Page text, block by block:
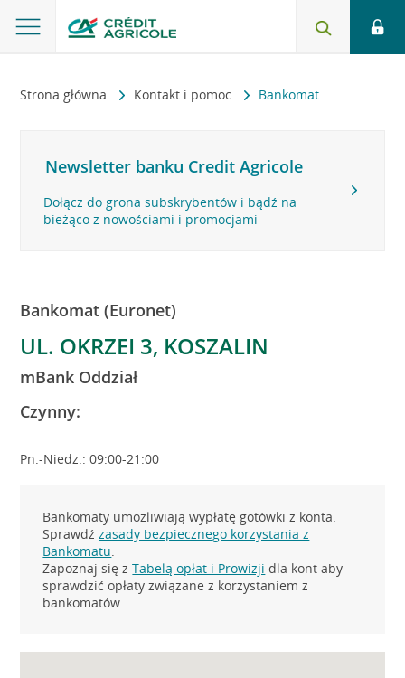
Strona główna Kontakt i pomoc Bankomat
Newsletter banku Credit Agricole
Dołącz do grona subskrybentów i bądź na
bieżąco z nowościami i promocjami
Bankomat (Euronet)
UL. OKRZEI 3, KOSZALIN
mBank Oddział
Czynny:
Pn.-Niedz.: 09:00-21:00
Bankomaty umożliwiają wypłatę gotówki z konta.
Sprawdźzasady bezpiecznego korzystania z
Bankomatu.
Zapoznaj się zTabelą opłat i Prowizji dla kont aby
sprawdzić opłaty związane z korzystaniem z
bankomatów.